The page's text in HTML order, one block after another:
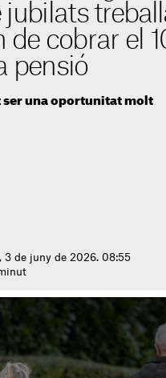
jubilats
de cobrar el
pensió
ser una oportunitat molt
3 de juny de 2026. 08:55